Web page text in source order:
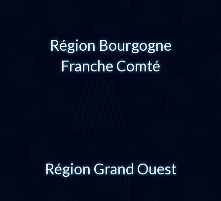
Région Bourgogne
Franche Comté
Région Grand Ouest